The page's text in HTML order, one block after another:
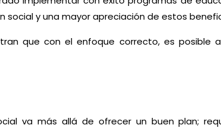
social y una mayor apreciación de estos
que con el enfoque correcto, es posible
va más allá de ofrecer un buen plan;